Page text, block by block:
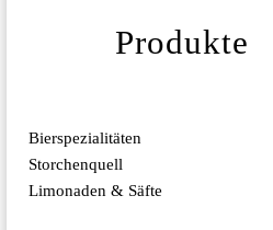
Produkte
Bierspezialitäten
Storchenquell
Limonaden & Säfte